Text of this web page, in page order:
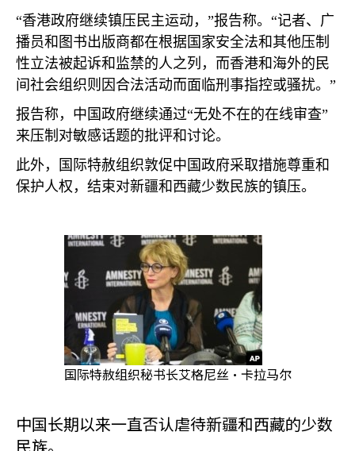
“香港政府继续镇压民主运动，”报告称。“记者、广
播员和图书出版商都在根据国家安全法和其他压制
性立法被起诉和监禁的人之列，而香港和海外的民
间社会组织则因合法活动而面临刑事指控或骚扰。”
报告称，中国政府继续通过“无处不在的在线审查”
来压制对敏感话题的批评和讨论。
此外，国际特赦组织敦促中国政府采取措施尊重和
保护人权，结束对新疆和西藏少数民族的镇压。
国际特赦组织秘书长艾格尼丝·卡拉马尔
中国长期以来一直否认虐待新疆和西藏的少数
民族。